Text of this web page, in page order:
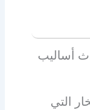
أساليب
التي